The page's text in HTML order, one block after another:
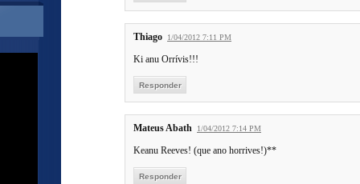
Thiago 1/04/2012 7:11 PM
Ki anu Orrívis!!!
Responder
Mateus Abath 1/04/2012 7:14 PM
Keanu Reeves! (que ano horrives!)**
Responder